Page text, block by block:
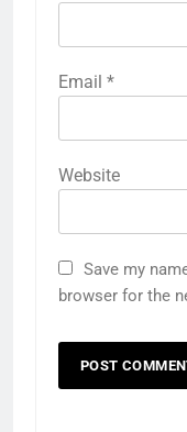
Email *
Website
Save my
browser for the